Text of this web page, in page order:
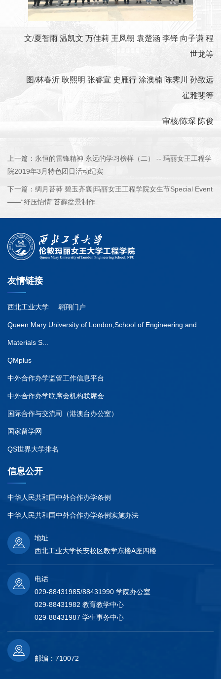
文/夏智雨 温凯文 万佳莉 王凤朝 袁楚涵 李铎 向子谦 程
世龙等
图/林春沂 耿熙明 张睿宣 史雁行 涂澳楠 陈霁川 孙致远
崔雅斐等
审核/陈琛 陈俊
上一篇： 永恒的雷锋精神 永远的学习榜样（二） -- 玛丽女王工程学
院2019年3月特色团日活动纪实
下一篇： 绸月苔莽 碧玉齐襄|玛丽女王工程学院女生节Special Event
——“纾压怡情”苔藓盆景制作
友情链接
西北工业大学 翱翔门户
Queen Mary University of London,School of Engineering and
Materials S...
QMplus
中外合作办学监管工作信息平台
中外合作办学联席会机构联席会
国际合作与交流司（港澳台办公室）
国家留学网
QS世界大学排名
信息公开
中华人民共和国中外合作办学条例
中华人民共和国中外合作办学条例实施办法
地址
西北工业大学长安校区教学东楼A座四楼
电话
029-88431985/88431990 学院办公室
029-88431982 教育教学中心
029-88431987 学生事务中心
邮编：710072